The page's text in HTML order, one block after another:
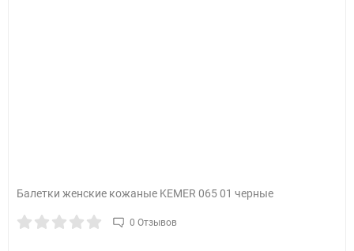
Балетки женские кожаные KEMER 065 01 черные
0 Отзывов